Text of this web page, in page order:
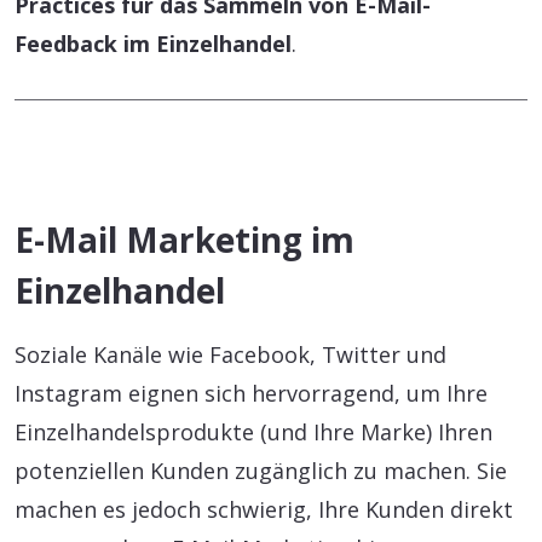
Feedback im Einzelhandel.
E-Mail Marketing im
Einzelhandel
Soziale Kanäle wie Facebook, Twitter und
Instagram eignen sich hervorragend, um Ihre
Einzelhandelsprodukte (und Ihre Marke) Ihren
potenziellen Kunden zugänglich zu machen. Sie
machen es jedoch schwierig, Ihre Kunden direkt